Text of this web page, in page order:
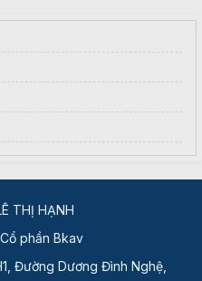
eterra/
THỊ HẠNH
phần Bkav
Đường Dương Đình Nghệ,